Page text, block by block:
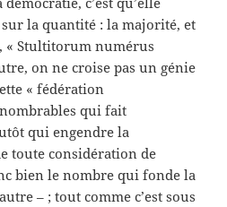
la quantité : la majorité, et
« Stultitorum numérus
on ne croise pas un génie
« fédération
qui fait
qui engendre la
toute considération de
bien le nombre qui fonde la
– ; tout comme c’est sous